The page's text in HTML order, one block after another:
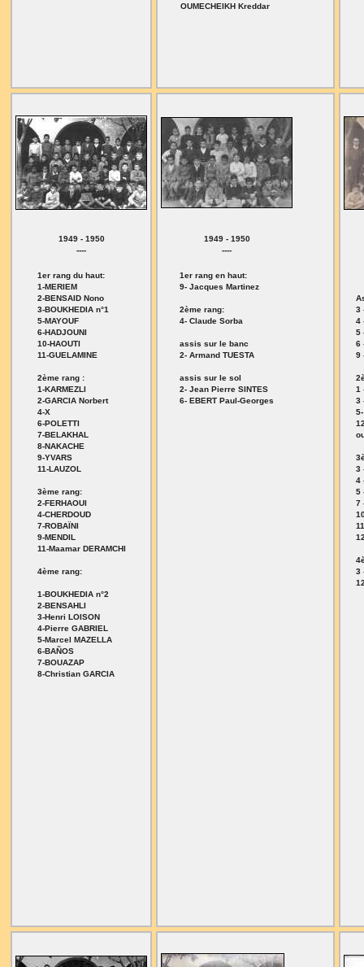
OUMECHEIKH Kreddar
1949 - 1950
----
1er rang du haut:
1-MERIEM
2-BENSAID Nono
3-BOUKHEDIA n°1
5-MAYOUF
6-HADJOUNI
10-HAOUTI
11-GUELAMINE
2ème rang :
1-KARMEZLI
2-GARCIA Norbert
4-X
6-POLETTI
7-BELAKHAL
8-NAKACHE
9-YVARS
11-LAUZOL
3ème rang:
2-FERHAOUI
4-CHERDOUD
7-ROBAÏNI
9-MENDIL
11-Maamar DERAMCHI
4ème rang:
1-BOUKHEDIA n°2
2-BENSAHLI
3-Henri LOISON
4-Pierre GABRIEL
5-Marcel MAZELLA
6-BAÑOS
7-BOUAZAP
8-Christian GARCIA
1949 - 1950
----
1er rang en haut:
9- Jacques Martinez
2ème rang:
4- Claude Sorba
assis sur le banc
2- Armand TUESTA
assis sur le sol
2- Jean Pierre SINTES
6- EBERT Paul-Georges
3
4
5
6
9
1
3
3
4
5
7
3